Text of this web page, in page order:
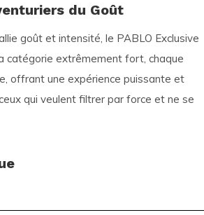
du Goût
goût et intensité, le PABLO Exclusive
catégorie extrêmement fort , chaque
offrant une expérience puissante et
qui veulent filtrer par force et ne se
boîte contient 20 sachets, chacun